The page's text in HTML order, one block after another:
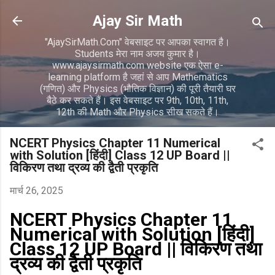
सीधे मुख्य सामग्री पर जाएं
Ajay Sir Math
"AjaySirMath.Com" वेबसाइट पर आपका स्वागत है।
Students मेरा नाम अजय कुमार है।
www.ajaysirmath.com website एक ऐसा e-
learning platform है जहां से आप Mathematics
(गणित) और Physics (भौतिक विज्ञान) की पूरी तैयारी घर
बैठे कर सकते हैं। इस वेबसाइट पर 9th, 10th, 11th,
12th की Math और Physics सीख सकते हैं।
NCERT Physics Chapter 11 Numerical
with Solution [हिंदी] Class 12 UP Board ||
विकिरण तथा द्रव्य की द्वैती प्रकृति
मार्च 26, 2025
NCERT Physics Chapter 11
Numerical with Solution [हिंदी]
Class 12 UP Board || विकिरण तथा
द्रव्य की द्वैती प्रकृति